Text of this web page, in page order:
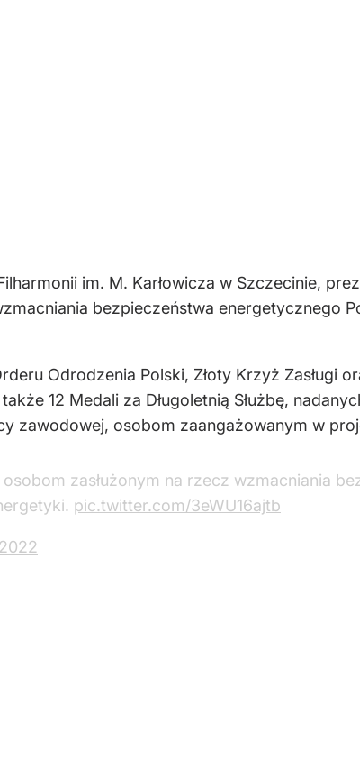
im. M. Karłowicza w Szczecinie,
bezpieczeństwa energetycznego
Odrodzenia Polski, Złoty Krzyż Zasługi
12 Medali za Długoletnią Służbę,
zawodowej, osobom zaangażowanym w
zasłużonym na rzecz wzmacniania
pic.twitter.com/3eWU16ajtb